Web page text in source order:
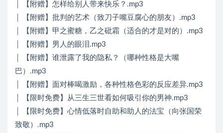
│ 【附赠】怎样给别人带来快乐？.mp3
│ 【附赠】批判的艺术（致刀子嘴豆腐心的朋友）.mp3
│ 【附赠】甲之蜜糖，乙之砒霜（适合的才是对的）.mp3
│ 【附赠】男人的眼泪.mp3
│ 【附赠】谁泄露了我的隐私？（哪种性格是大嘴
巴）.mp3
│ 【附赠】面对棒喝激励，各种性格色彩的反应差异.mp3
│ 【限时免费】从三生三世看如何吸引你的男神.mp3
│ 【限时免费】心情低落时自助和助人的法宝（向张国荣
致敬）.mp3